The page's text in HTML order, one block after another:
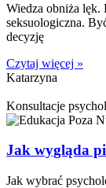
Wiedza obniża lęk.
seksuologiczna.
decyzję
Czytaj więcej »
Katarzyna
Konsultacje
Jak wygląda
Jak wybrać